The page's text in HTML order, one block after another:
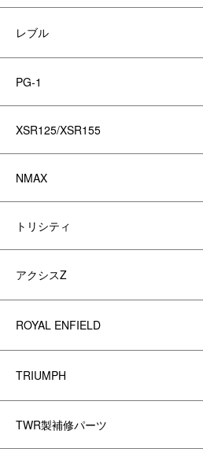
レブル
PG-1
XSR125/XSR155
NMAX
トリシティ
アクシスZ
ROYAL ENFIELD
TRIUMPH
TWR製補修パーツ